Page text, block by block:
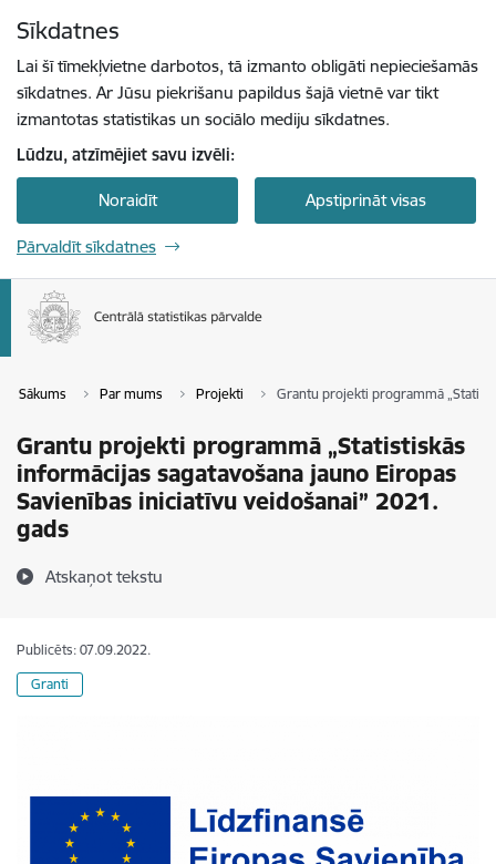
Sīkdatnes
Lai šī tīmekļvietne darbotos, tā izmanto obligāti nepieciešamās
sīkdatnes. Ar Jūsu piekrišanu papildus šajā vietnē var tikt
izmantotas statistikas un sociālo mediju sīkdatnes.
Lūdzu, atzīmējiet savu izvēli:
Noraidīt Apstiprināt visas
Pārvaldīt sīkdatnes
Sākums Par mums Projekti Grantu projekti programmā
Grantu projekti programmā „Statistiskās
informācijas sagatavošana jauno Eiropas
Savienības iniciatīvu veidošanai” 2021.
gads
Atskaņot tekstu
Publicēts: 07.09.2022.
Granti